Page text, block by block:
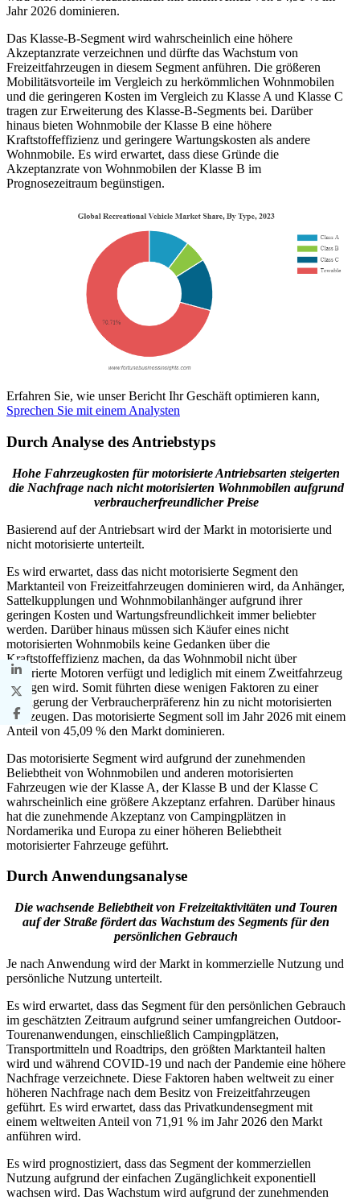
Jahr 2026 dominieren.
Das Klasse-B-Segment wird wahrscheinlich eine höhere
Akzeptanzrate verzeichnen und dürfte das Wachstum von
Freizeitfahrzeugen in diesem Segment anführen. Die größeren
Mobilitätsvorteile im Vergleich zu herkömmlichen Wohnmobilen
und die geringeren Kosten im Vergleich zu Klasse A und Klasse C
tragen zur Erweiterung des Klasse-B-Segments bei. Darüber
hinaus bieten Wohnmobile der Klasse B eine höhere
Kraftstoffeffizienz und geringere Wartungskosten als andere
Wohnmobile. Es wird erwartet, dass diese Gründe die
Akzeptanzrate von Wohnmobilen der Klasse B im
Prognosezeitraum begünstigen.
Erfahren Sie, wie unser Bericht Ihr Geschäft optimieren kann,
Sprechen Sie mit einem Analysten
Durch Analyse des Antriebstyps
Hohe Fahrzeugkosten für motorisierte Antriebsarten steigerten
die Nachfrage nach nicht motorisierten Wohnmobilen aufgrund
verbraucherfreundlicher Preise
Basierend auf der Antriebsart wird der Markt in motorisierte und
nicht motorisierte unterteilt.
Es wird erwartet, dass das nicht motorisierte Segment den
Marktanteil von Freizeitfahrzeugen dominieren wird, da Anhänger,
Sattelkupplungen und Wohnmobilanhänger aufgrund ihrer
geringen Kosten und Wartungsfreundlichkeit immer beliebter
werden. Darüber hinaus müssen sich Käufer eines nicht
motorisierten Wohnmobils keine Gedanken über die
Kraftstoffeffizienz machen, da das Wohnmobil nicht über
integrierte Motoren verfügt und lediglich mit einem Zweitfahrzeug
gezogen wird. Somit führten diese wenigen Faktoren zu einer
Verlagerung der Verbraucherpräferenz hin zu nicht motorisierten
Fahrzeugen. Das motorisierte Segment soll im Jahr 2026 mit einem
Anteil von 45,09 % den Markt dominieren.
Das motorisierte Segment wird aufgrund der zunehmenden
Beliebtheit von Wohnmobilen und anderen motorisierten
Fahrzeugen wie der Klasse A, der Klasse B und der Klasse C
wahrscheinlich eine größere Akzeptanz erfahren. Darüber hinaus
hat die zunehmende Akzeptanz von Campingplätzen in
Nordamerika und Europa zu einer höheren Beliebtheit
motorisierter Fahrzeuge geführt.
Durch Anwendungsanalyse
Die wachsende Beliebtheit von Freizeitaktivitäten und Touren
auf der Straße fördert das Wachstum des Segments für den
persönlichen Gebrauch
Je nach Anwendung wird der Markt in kommerzielle Nutzung und
persönliche Nutzung unterteilt.
Es wird erwartet, dass das Segment für den persönlichen Gebrauch
im geschätzten Zeitraum aufgrund seiner umfangreichen Outdoor-
Tourenanwendungen, einschließlich Campingplätzen,
Transportmitteln und Roadtrips, den größten Marktanteil halten
wird und während COVID-19 und nach der Pandemie eine höhere
Nachfrage verzeichnete. Diese Faktoren haben weltweit zu einer
höheren Nachfrage nach dem Besitz von Freizeitfahrzeugen
geführt. Es wird erwartet, dass das Privatkundensegment mit
einem weltweiten Anteil von 71,91 % im Jahr 2026 den Markt
anführen wird.
Es wird prognostiziert, dass das Segment der kommerziellen
Nutzung aufgrund der einfachen Zugänglichkeit exponentiell
wachsen wird. Das Wachstum wird aufgrund der zunehmenden